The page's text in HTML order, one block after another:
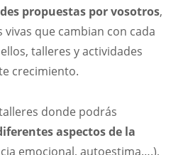
propuestas por vosotros,
que cambian con cada
talleres y actividades
crecimiento.
donde podrás
aspectos de la
emocional, autoestima….),